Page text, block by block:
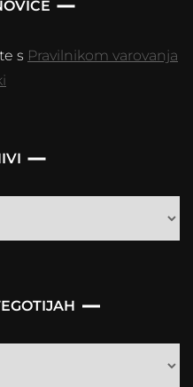
s Pravilnikom varovanja